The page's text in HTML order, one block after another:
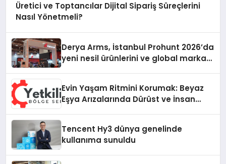
Üretici ve Toptancılar Dijital Sipariş Süreçlerini
Nasıl Yönetmeli?
Derya Arms, İstanbul Prohunt 2026’da
yeni nesil ürünlerini ve global marka
Evin Yaşam Ritmini Korumak: Beyaz
Eşya Arızalarında Dürüst ve İnsan
Tencent Hy3 dünya genelinde
kullanıma sunuldu